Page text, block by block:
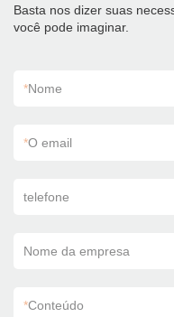
Basta nos dizer suas
você pode imaginar.
*Nome
*O email
telefone
Nome da empresa
*Conteúdo